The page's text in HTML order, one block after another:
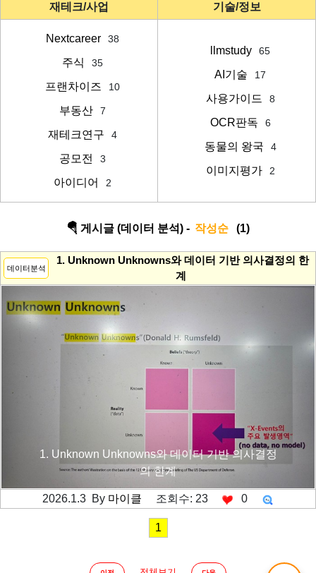
재테크/사업 기술/정보
Nextcareer 38
주식 35
프랜차이즈 10
부동산 7
재테크연구 4
공모전 3
아이디어 2
llmstudy 65
AI기술 17
사용가이드 8
OCR판독 6
동물의 왕국 4
이미지평가 2
🪂 게시글 (데이터 분석) - 작성순 (1)
데이터분석
1. Unknown Unknowns와 데이터 기반 의사결정의 한
계
1. Unknown Unknowns와 데이터 기반 의사결정
의 한계
2026.1.3 By 마이클 조회수: 23 0
1